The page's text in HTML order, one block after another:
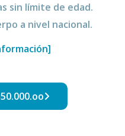
sin límite de edad.
a nivel nacional.